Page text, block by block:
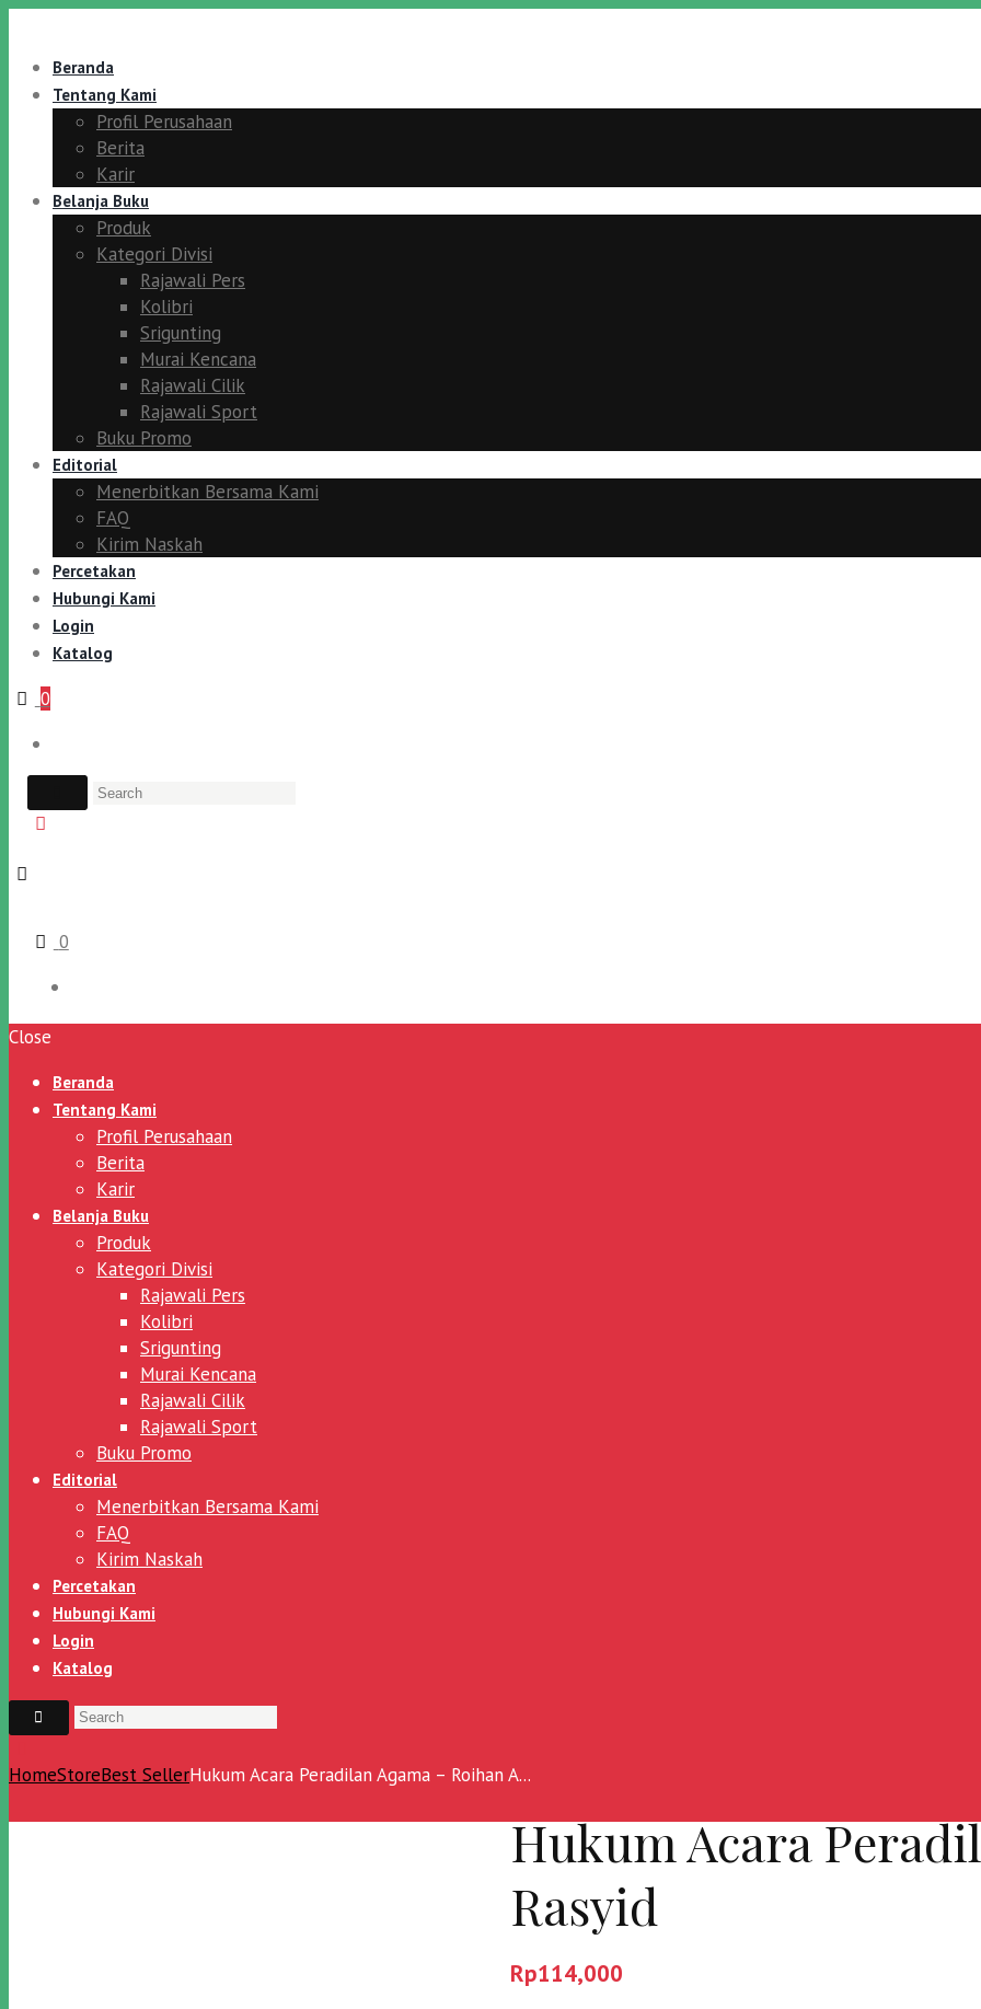
Beranda
Tentang Kami
Profil Perusahaan
Berita
Karir
Belanja Buku
Produk
Kategori Divisi
Rajawali Pers
Kolibri
Srigunting
Murai Kencana
Rajawali Cilik
Rajawali Sport
Buku Promo
Editorial
Menerbitkan Bersama Kami
FAQ
Kirim Naskah
Percetakan
Hubungi Kami
Login
Katalog
0
0
Close
Beranda
Tentang Kami
Profil Perusahaan
Berita
Karir
Belanja Buku
Produk
Kategori Divisi
Rajawali Pers
Kolibri
Srigunting
Murai Kencana
Rajawali Cilik
Rajawali Sport
Buku Promo
Editorial
Menerbitkan Bersama Kami
FAQ
Kirim Naskah
Percetakan
Hubungi Kami
Login
Katalog
HomeStoreBest SellerHukum Acara Peradilan Agama – Roihan A...
Hukum Acara
Rasyid
Rp114,000